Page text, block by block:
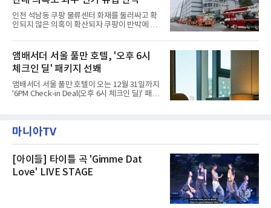
부터 2가구 지원 완료CFS는 신현초등학교, 신
현북초등학교, 신현여자중학교 등 인천 서해구
관내 임시 대피소 3곳에서 체류해온 화재 피해
민들의 호응 속에 CFS는 즉시 행동에 나섰다. 지
난 28일 오후 전문 청소업체와
인천 석남동 쿠팡 물류센터 화재를 둘러싸고 확
인되지 않은 의혹이 확산되자 쿠팡이 반박에 나
에 대해서는 외부 화재 연기 유입이라고 설명했
고, 2023년 같은 물류센터에서 발생한 화재에
대해서도 쿠팡 입주 전 공사 과정에서 벌어진 일
이라며 선을 그었다.쿠팡은 21일 인천 물류센터
내부에서 불이 타는 냄새가 났다는 의혹과 관련
해 “사실무근”이라는 입장을 밝혔다.회사 측은
“인근에서 지난 15일 다른 회사에서 발생한 대
것으로 확인됐다”고 설명했다.이어 “정확한 화
재 원인은 추후 조사될
앰배서더 서울 풀만 호텔, '오후 6시
체크인 딜' 패키지 선봬
앰배서더 서울 풀만 호텔이 오는 12월 31일까지
'6PM Check-in Deal(오후 6시 체크인 딜)' 패키
텔 측은 “퇴근 후 또는 주말 도심 속에서 짧지만
온전한 휴식을 원하는 고객들에게 특별한 경험
제큐티브 두 가지 타입으로 구성된다. 디럭스 패
키지는 객실 1박(룸 온리)으로 심플한 호캉스를
즐길 수 있으며, 이그제큐티브 패키지는 객실 1
마니아TV
[아이들] 타이틀 곡 'Gimme Dat
Love' LIVE STAGE